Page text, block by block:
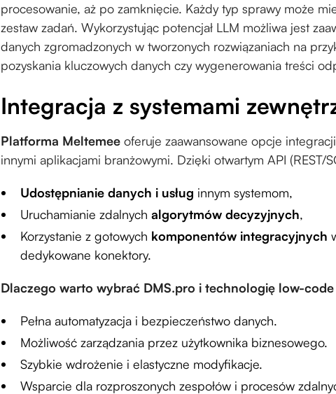
procesowanie, aż po zamknięcie. Każdy typ sprawy może
zestaw zadań. Wykorzystując potencjał LLM możliwa jest
danych zgromadzonych w tworzonych rozwiązaniach na
pozyskania kluczowych danych czy wygenerowania treści
Integracja z systemami
Platforma Meltemee oferuje zaawansowane opcje
innymi aplikacjami branżowymi. Dzięki otwartym API (REST/
Udostępnianie danych i usług innym systemom,
Uruchamianie zdalnych algorytmów decyzyjnych,
Korzystanie z gotowych komponentów integracyjnych
dedykowane konektory.
Dlaczego warto wybrać DMS.pro i technologię low-
Pełna automatyzacja i bezpieczeństwo danych.
Możliwość zarządzania przez użytkownika biznesowego.
Szybkie wdrożenie i elastyczne modyfikacje.
Wsparcie dla rozproszonych zespołów i procesów